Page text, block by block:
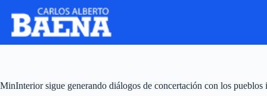
MinInterior sigue generando diálogos de concertación con los pueblos